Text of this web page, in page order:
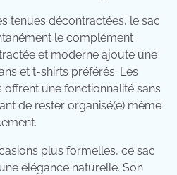
tenues décontractées, le sac
le complément
et moderne ajoute une
et t-shirts préférés. Les
une fonctionnalité sans
de rester organisé(e) même
plus formelles, ce sac
élégance naturelle. Son